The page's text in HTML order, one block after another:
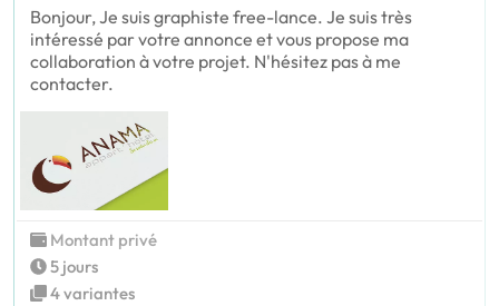
Bonjour, Je suis graphiste free-lance. Je suis très
intéressé par votre annonce et vous propose ma
collaboration à votre projet. N'hésitez pas à me
contacter.
Montant privé
5 jours
4 variantes